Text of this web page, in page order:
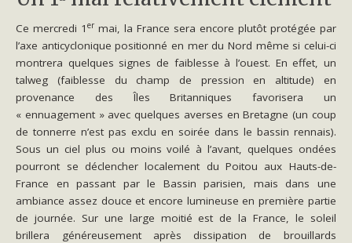
Ce mercredi 1er mai, la France sera encore plutôt protégée par
l’axe anticyclonique positionné en mer du Nord même si celui-ci
montrera quelques signes de faiblesse à l’ouest. En effet, un
talweg (faiblesse du champ de pression en altitude) en
provenance des Îles Britanniques favorisera un
« ennuagement » avec quelques averses en Bretagne (un coup
de tonnerre n’est pas exclu en soirée dans le bassin rennais).
Sous un ciel plus ou moins voilé à l’avant, quelques ondées
pourront se déclencher localement du Poitou aux Hauts-de-
France en passant par le Bassin parisien, mais dans une
ambiance assez douce et encore lumineuse en première partie
de journée. Sur une large moitié est de la France, le soleil
brillera généreusement après dissipation de brouillards